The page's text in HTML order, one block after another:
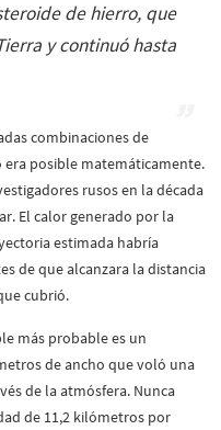
de hierro, que
y continuó hasta
combinaciones de
posible matemáticamente.
rusos en la década
El calor generado por la
estimada habría
de que alcanzara la distancia
cubrió.
más probable es un
de ancho que voló una
de la atmósfera. Nunca
de 11,2 kilómetros por